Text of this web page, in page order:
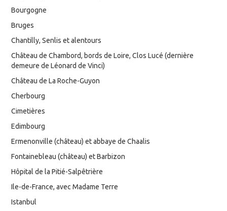
Bourgogne
Bruges
Chantilly, Senlis et alentours
Château de Chambord, bords de Loire, Clos Lucé (dernière
demeure de Léonard de Vinci)
Château de La Roche-Guyon
Cherbourg
Cimetières
Edimbourg
Ermenonville (château) et abbaye de Chaalis
Fontainebleau (château) et Barbizon
Hôpital de la Pitié-Salpêtrière
Ile-de-France, avec Madame Terre
Istanbul